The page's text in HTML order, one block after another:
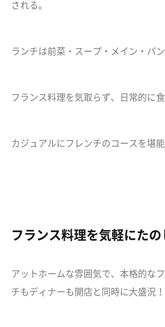
される。
ランチは前菜・スープ・メイン・パ
フランス料理を気取らず、日常的に
カジュアルにフレンチのコースを堪
フランス料理を気軽にた
アットホームな雰囲気で、本格的な
チもディナーも開店と同時に大盛況！